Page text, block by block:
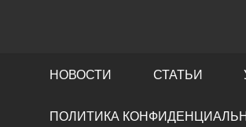
кино
НОВОСТИ СТАТЬИ
ПОЛИТИКА